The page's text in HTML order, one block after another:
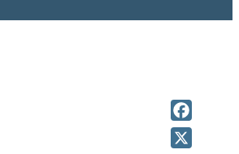
Facebook